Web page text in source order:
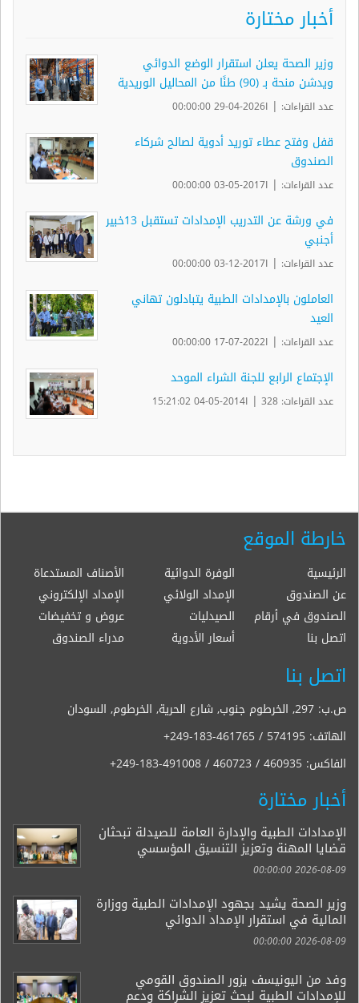
أخبار مختارة
وزير الصحة يعلن استقرار الوضع الدوائي
ويدشن منحة بـ (90) طنًا من المحاليل الوريدية
عدد القراءات: | ا2026-04-29 00:00:00
قفل وفتح عطاء توريد أدوية لصالح شركاء
الصندوق
عدد القراءات: | ا2017-05-03 00:00:00
في ورشة عن التدريب الإمدادات تستقبل 13خبير
أجنبي
عدد القراءات: | ا2017-12-03 00:00:00
العاملون بالإمدادات الطبية يتبادلون تهاني
العيد
عدد القراءات: | ا2022-07-17 00:00:00
الإجتماع الرابع للجنة الشراء الموحد
عدد القراءات: 328 | ا2014-05-04 15:21:02
خارطة الموقع
الرئيسية الوفرة الدوائية
الأصناف المستدعاة
عن الصندوق
الإمداد الولائي
الإمداد الإلكتروني
الصندوق في أرقام
الصيدليات
عروض و تخفيضات
اتصل بنا
أسعار الأدوية مدراء الصندوق
اتصل بنا
ص.ب: 297, الخرطوم جنوب, شارع الحرية, الخرطوم, السودان
الهاتف: +249-183-461765 / 574195
الفاكس: +249-183-491008 / 460723 / 460935
أخبار مختارة
الإمدادات الطبية والإدارة العامة للصيدلة تبحثان
قضايا المهنة وتعزيز التنسيق المؤسسي
2026-08-09 00:00:00
وزير الصحة يشيد بجهود الإمدادات الطبية ووزارة
المالية في استقرار الإمداد الدوائي
2026-08-09 00:00:00
وفد من اليونيسف يزور الصندوق القومي
للإمدادات الطبية لبحث تعزيز الشراكة ودعم